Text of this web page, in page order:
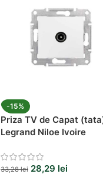
-15%
Priza TV de Capat
Legrand Niloe Ivoire
33,28lei 28,29 lei